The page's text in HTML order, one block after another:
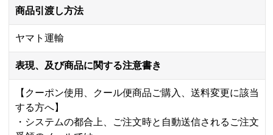
商品引渡し方法
ヤマト運輸
表現、及び商品に関する注意書き
【クーポン使用、クール便商品ご購入、送料変更に該当
する方へ】
・システムの都合上、ご注文時と自動送信されるご注文